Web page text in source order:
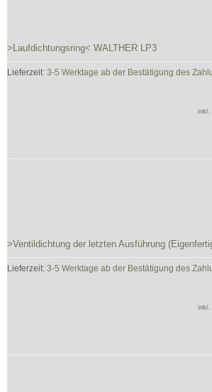
>Laufdichtungsring< WALTHER LP3
Lieferzeit: 3-5 Werktage ab der Bestätigung des
inkl.
>Ventildichtung der letzten Ausführung
Lieferzeit: 3-5 Werktage ab der Bestätigung des
inkl.